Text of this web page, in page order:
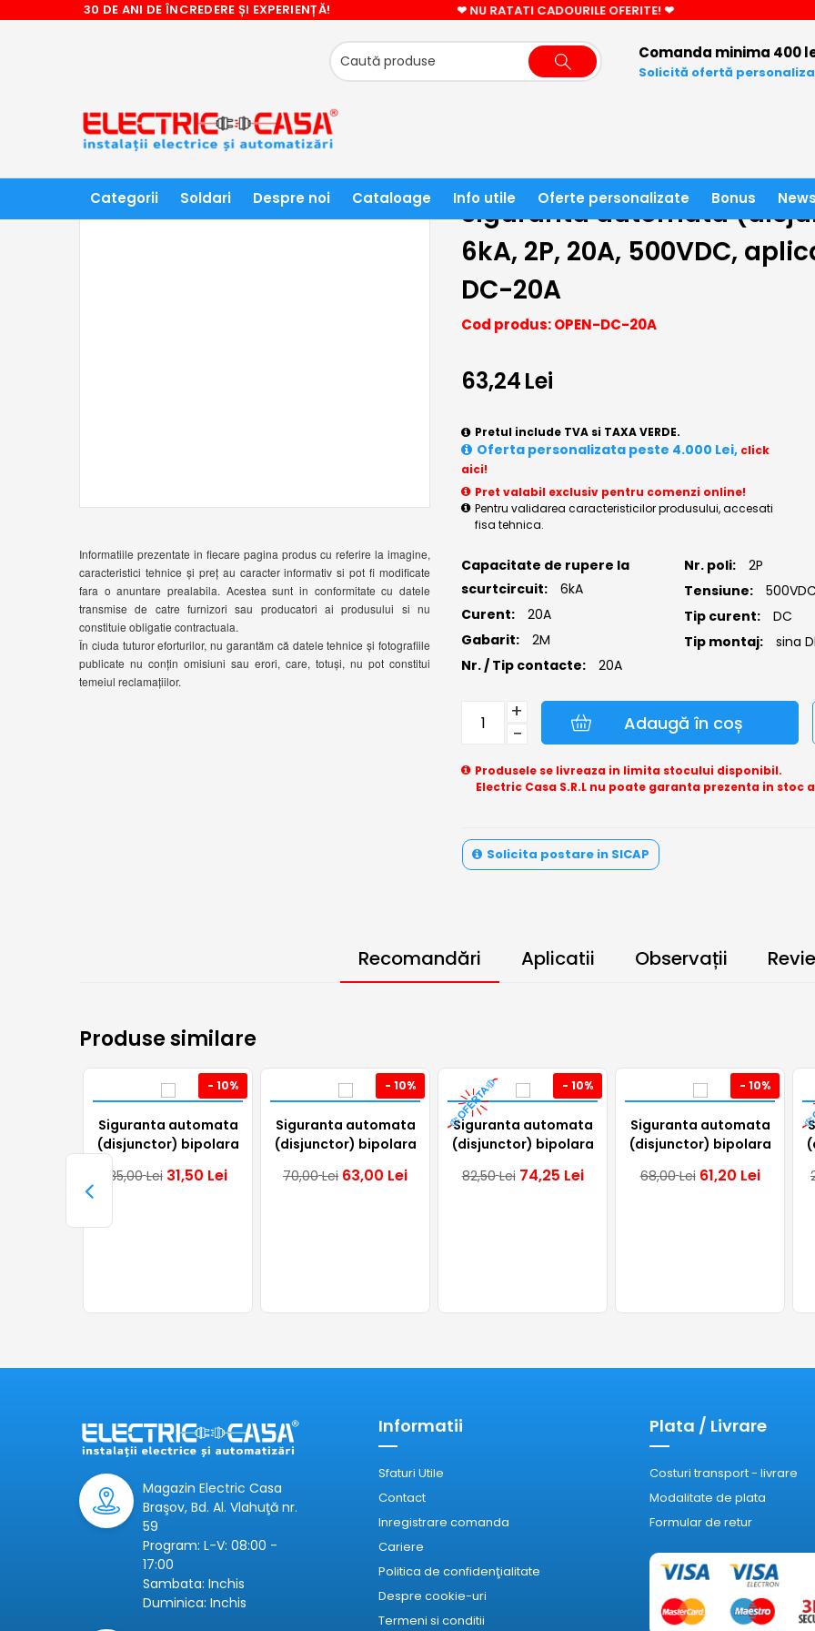
30 DE ANI DE ÎNCREDERE ȘI EXPERIENȚĂ!
❤ NU RATATI CADOURILE OFERITE! ❤ CADOU CIFRA LED LA COMENZI PESTE 3000 LEI!
Comanda minima 400
Solicită ofertă
Categorii Soldari Despre noi Cataloage Info utile Oferte personalizate Bonus
Informatiile prezentate in fiecare pagina produs cu referire la imagine,
caracteristici tehnice și preț au caracter informativ si pot fi modificate
fara o anuntare prealabila. Acestea sunt in conformitate cu datele
transmise de catre furnizori sau producatori ai produsului si nu
constituie obligatie contractuala.
În ciuda tuturor eforturilor, nu garantăm că datele tehnice și fotografiile
publicate nu conțin omisiuni sau erori, care, totuși, nu pot constitui
temeiul reclamațiilor.
Siguranta automata
6kA, 2P, 20A, 500VDC,
DC-20A
Cod produs: OPEN-DC-20A
63,24Lei
Pretul include TVA si TAXA VERDE.
Oferta personalizata peste 4.000 Lei, click
aici!
Pret valabil exclusiv pentru comenzi online!
Pentru validarea caracteristicilor produsului, accesati
fisa tehnica.
Capacitate de rupere la
scurtcircuit:
6kA
Curent:
20A
Gabarit:
2M
Nr. / Tip contacte:
20A
Nr. poli:
2P
Tensiune:
500VDC
Tip curent:
DC
Tip montaj:
sina
+
−
Adaugă în coș
Produsele se livreaza in limita stocului disponibil.
Electric Casa S.R.L nu poate garanta prezenta in
Solicita postare in SICAP
Recomandări Aplicatii Observații
Produse similare
- 10%
Siguranta automata
(disjunctor) bipolara
Noark, 1P+N, 6A, curba
B, 4.5kA, 101582
35,00 Lei 31,50 Lei
- 10%
Siguranta automata
(disjunctor) bipolara
C, 10kA, aplicatii
70,00 Lei 63,00 Lei
- 10%
Siguranta automata
(disjunctor) bipolara
curba C, 500VDC,
82,50 Lei 74,25 Lei
- 10%
Siguranta automata
(disjunctor) bipolara
C, 10kA, aplicatii
68,00 Lei 61,20 Lei
Magazin Electric Casa
Braşov, Bd. Al. Vlahuţă nr.
59
Program: L-V: 08:00 -
17:00
Sambata: Inchis
Duminica: Inchis
Informatii
Sfaturi Utile
Contact
Inregistrare comanda
Cariere
Politica de confidenţialitate
Despre cookie-uri
Termeni si conditii
Plata / Livrare
Costuri transport - livrare
Modalitate de plata
Formular de retur